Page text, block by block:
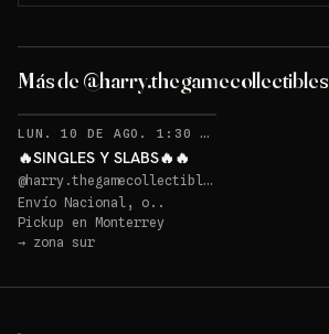
Más de @harry.thegamecollectibles
LUN. 10 DE AGO. 1:30 AM
🔥SINGLES Y SLABS🔥🔥
@harry.thegamecollectibles
Envío Nacional, o..
Pickup en Monterrey
→ zona sur